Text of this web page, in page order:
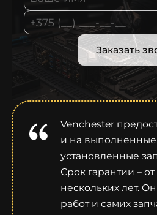
Заказать
Venchester
и на выполненные
установленные
Срок гарантии –
нескольких лет.
работ и самих